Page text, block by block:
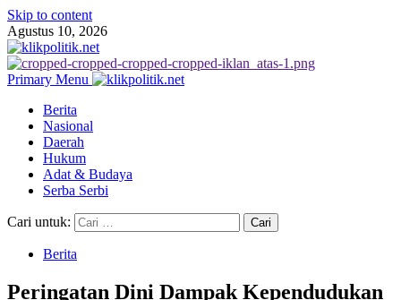
Skip to content
Agustus 10, 2026
Primary Menu
Berita
Nasional
Daerah
Hukum
Adat & Budaya
Serba Serbi
Cari untuk:
Berita
Peringatan Dini Dampak Kependudukan